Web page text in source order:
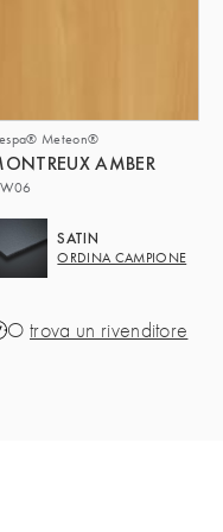
Meteon®
AMBER
SATIN
ORDINA CAMPIONE
Otrova un rivenditore